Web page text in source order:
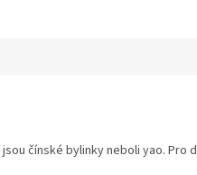
jsou čínské bylinky neboli yao. Pro